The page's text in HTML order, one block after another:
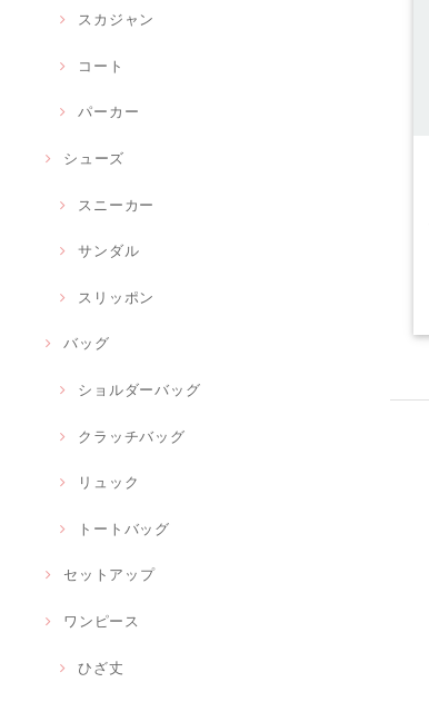
スカジャン
コート
パーカー
シューズ
スニーカー
サンダル
スリッポン
バッグ
ショルダーバッグ
クラッチバッグ
リュック
トートバッグ
セットアップ
ワンピース
ひざ丈